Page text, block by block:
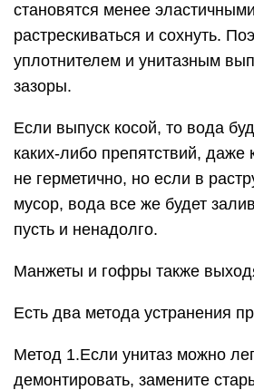
становятся менее
растрескиваться и сохнуть.
уплотнителем и унитазным
зазоры.
Если выпуск косой, то вода
каких-либо препятствий, даже
не герметично, но если в
мусор, вода все же будет
пусть и ненадолго.
Манжеты и гофры также
Есть два метода устранения
Метод 1.Если унитаз можно
демонтировать, замените